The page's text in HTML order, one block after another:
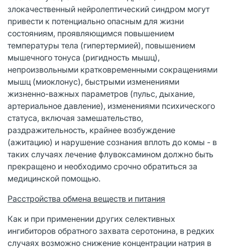
злокачественный нейролептический синдром могут
привести к потенциально опасным для жизни
состояниям, проявляющимся повышением
температуры тела (гипертермией), повышением
мышечного тонуса (ригидность мышц),
непроизвольными кратковременными сокращениями
мышц (миоклонус), быстрыми изменениями
жизненно-важных параметров (пульс, дыхание,
артериальное давление), изменениями психического
статуса, включая замешательство,
раздражительность, крайнее возбуждение
(ажитацию) и нарушение сознания вплоть до комы - в
таких случаях лечение флувоксамином должно быть
прекращено и необходимо срочно обратиться за
медицинской помощью.
Расстройства обмена веществ и питания
Как и при применении других селективных
ингибиторов обратного захвата серотонина, в редких
случаях возможно снижение концентрации натрия в